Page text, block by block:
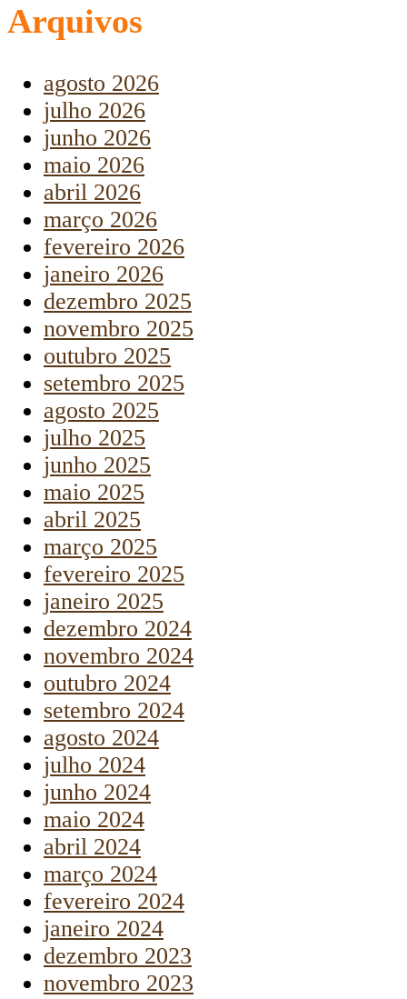
Arquivos
agosto 2026
julho 2026
junho 2026
maio 2026
abril 2026
março 2026
fevereiro 2026
janeiro 2026
dezembro 2025
novembro 2025
outubro 2025
setembro 2025
agosto 2025
julho 2025
junho 2025
maio 2025
abril 2025
março 2025
fevereiro 2025
janeiro 2025
dezembro 2024
novembro 2024
outubro 2024
setembro 2024
agosto 2024
julho 2024
junho 2024
maio 2024
abril 2024
março 2024
fevereiro 2024
janeiro 2024
dezembro 2023
novembro 2023